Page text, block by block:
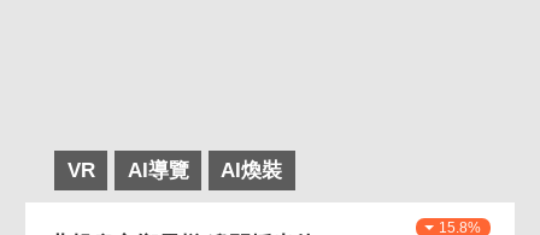
VR AI導覽 AI煥裝
15.8%